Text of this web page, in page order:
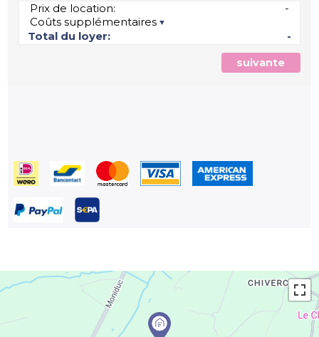
Prix de location:
-
Coûts supplémentaires
Total du loyer:
-
suivante